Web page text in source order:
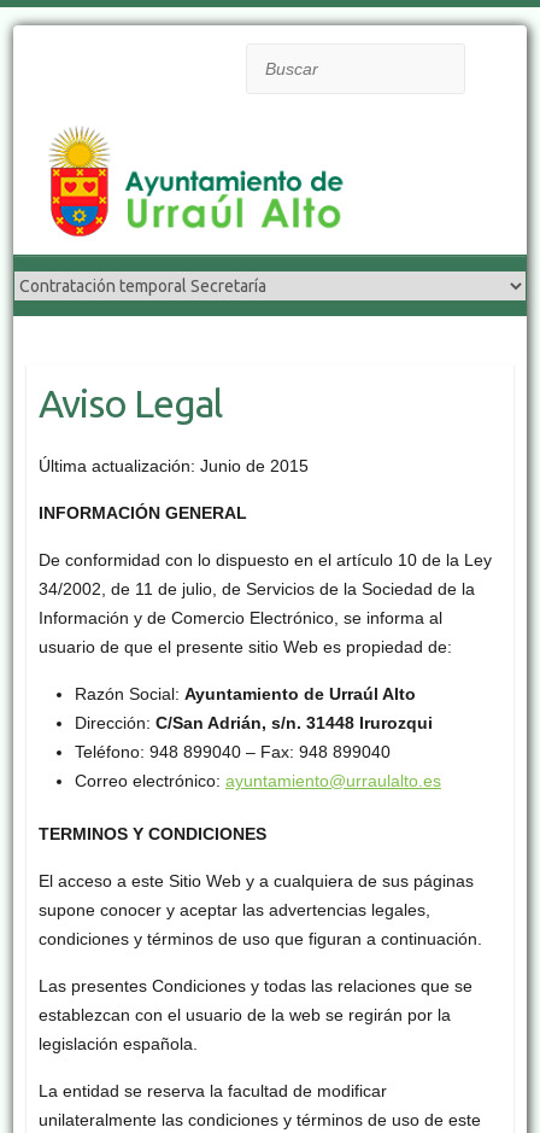
Aviso Legal
Última actualización: Junio de 2015
INFORMACIÓN GENERAL
De conformidad con lo dispuesto en el artículo 10 de la Ley
34/2002, de 11 de julio, de Servicios de la Sociedad de la
Información y de Comercio Electrónico, se informa al
usuario de que el presente sitio Web es propiedad de:
Razón Social: Ayuntamiento de Urraúl Alto
Dirección: C/San Adrián, s/n. 31448 Irurozqui
Teléfono: 948 899040 – Fax: 948 899040
Correo electrónico: ayuntamiento@urraulalto.es
TERMINOS Y CONDICIONES
El acceso a este Sitio Web y a cualquiera de sus páginas
supone conocer y aceptar las advertencias legales,
condiciones y términos de uso que figuran a continuación.
Las presentes Condiciones y todas las relaciones que se
establezcan con el usuario de la web se regirán por la
legislación española.
La entidad se reserva la facultad de modificar
unilateralmente las condiciones y términos de uso de este